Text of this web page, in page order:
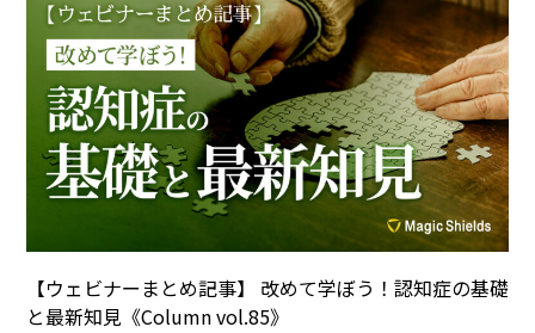
【ウェビナーまとめ記事】 改めて学ぼう！認知症の基礎
と最新知見《Column vol.85》